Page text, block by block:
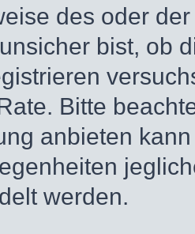
des oder
bist, ob
Bitte
anbieten
werden.